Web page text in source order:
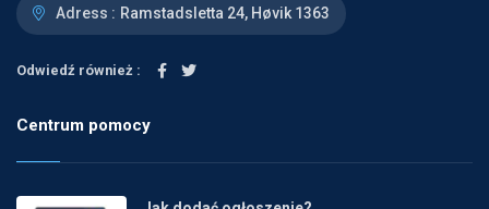
Adress : Ramstadsletta 24, Høvik 1363
Odwiedź również :
Centrum pomocy